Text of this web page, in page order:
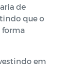
de
que o
forma
em